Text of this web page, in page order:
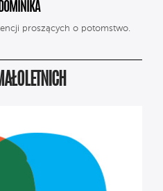
proszących o potomstwo.